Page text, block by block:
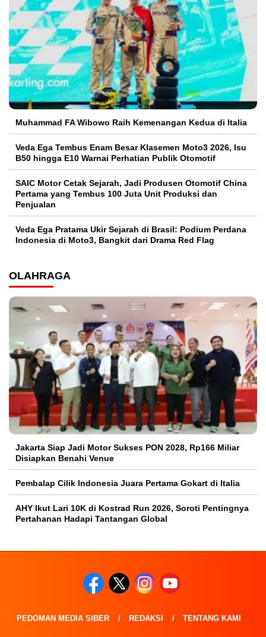
Muhammad FA Wibowo Raih Kemenangan Kedua di Italia
Veda Ega Tembus Enam Besar Klasemen Moto3 2026, Isu
B50 hingga E10 Warnai Perhatian Publik Otomotif
SAIC Motor Cetak Sejarah, Jadi Produsen Otomotif China
Pertama yang Tembus 100 Juta Unit Produksi dan
Penjualan
Veda Ega Pratama Ukir Sejarah di Brasil: Podium Perdana
Indonesia di Moto3, Bangkit dari Drama Red Flag
OLAHRAGA
Jakarta Siap Jadi Motor Sukses PON 2028, Rp166 Miliar
Disiapkan Benahi Venue
Pembalap Cilik Indonesia Juara Pertama Gokart di Italia
AHY Ikut Lari 10K di Kostrad Run 2026, Soroti Pentingnya
Pertahanan Hadapi Tantangan Global
PEDOMAN MEDIA SIBER REDAKSI TENTANG KAMI